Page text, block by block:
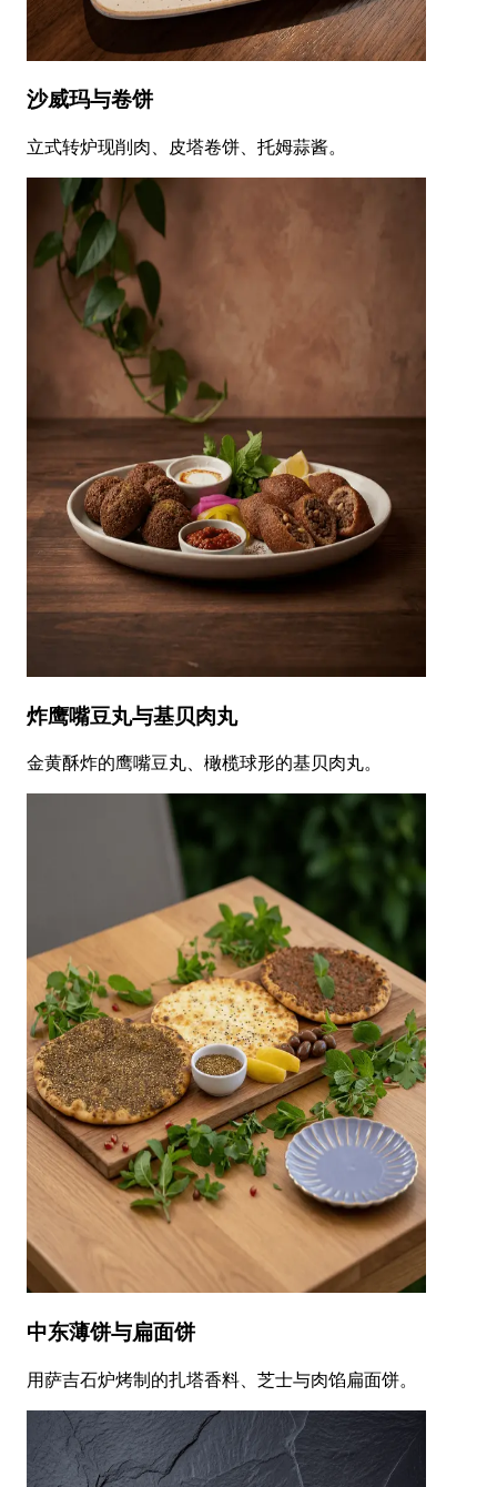
沙威玛与卷饼
立式转炉现削肉、皮塔卷饼、托姆蒜酱。
炸鹰嘴豆丸与基贝肉丸
金黄酥炸的鹰嘴豆丸、橄榄球形的基贝肉丸。
中东薄饼与扁面饼
用萨吉石炉烤制的扎塔香料、芝士与肉馅扁面饼。